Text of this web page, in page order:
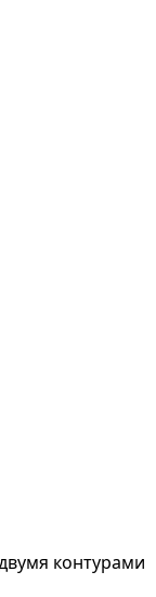
контурами